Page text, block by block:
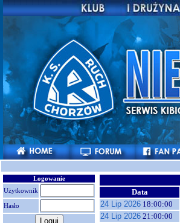
Logowanie
Użytkownik
Hasło
Data
24 Lip 2026 18:00:00
24 Lip 2026 21:00:00